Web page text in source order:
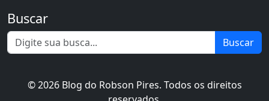
Buscar
Buscar
© 2026 Blog do Robson Pires. Todos os direitos